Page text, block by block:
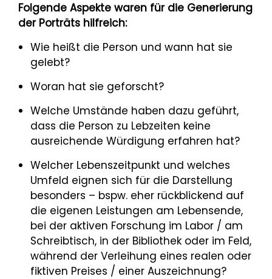
Folgende Aspekte waren für die Generierung
der Porträts hilfreich:
Wie heißt die Person und wann hat sie
gelebt?
Woran hat sie geforscht?
Welche Umstände haben dazu geführt,
dass die Person zu Lebzeiten keine
ausreichende Würdigung erfahren hat?
Welcher Lebenszeitpunkt und welches
Umfeld eignen sich für die Darstellung
besonders – bspw. eher rückblickend auf
die eigenen Leistungen am Lebensende,
bei der aktiven Forschung im Labor / am
Schreibtisch, in der Bibliothek oder im Feld,
während der Verleihung eines realen oder
fiktiven Preises / einer Auszeichnung?